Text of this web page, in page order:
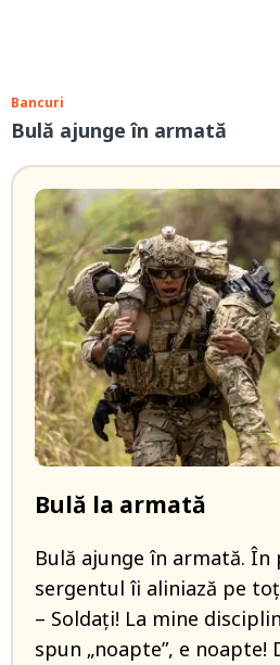
Bancuri
Bulă ajunge în armată
Bulă la armată
Bulă ajunge în armată. În
sergentul îi aliniază pe
– Soldați! La mine
spun „noapte”, e noapte!